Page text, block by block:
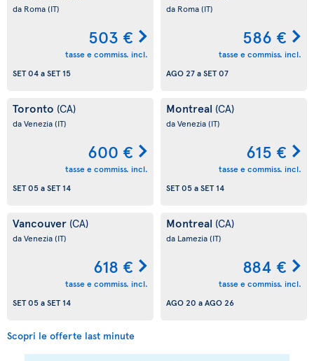
da Roma(IT)
503 €
tasse e commiss. incl.
SET 04aSET 15
da Roma(IT)
586 €
tasse e commiss. incl.
AGO 27aSET 07
Toronto (CA)
da Venezia(IT)
600 €
tasse e commiss. incl.
SET 05aSET 14
Montreal (CA)
da Venezia(IT)
615 €
tasse e commiss. incl.
SET 05aSET 14
Vancouver (CA)
da Venezia(IT)
618 €
tasse e commiss. incl.
SET 05aSET 14
Montreal (CA)
da Lamezia(IT)
884 €
tasse e commiss. incl.
AGO 20 aAGO 26
Scopri le offerte last minute